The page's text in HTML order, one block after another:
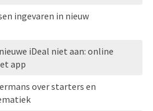
ingevaren in nieuw
iDeal niet aan: online
app
over starters en